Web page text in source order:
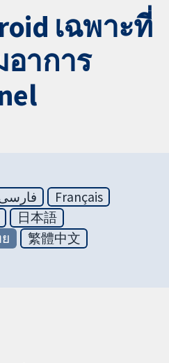
เฉพาะที่
าการ
Français
日本語
繁體中文